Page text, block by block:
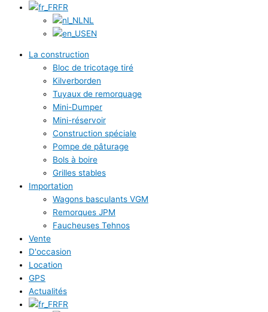
FR
NL
EN
La construction
Bloc de tricotage tiré
Kilverborden
Tuyaux de remorquage
Mini-Dumper
Mini-réservoir
Construction spéciale
Pompe de pâturage
Bols à boire
Grilles stables
Importation
Wagons basculants VGM
Remorques JPM
Faucheuses Tehnos
Vente
D'occasion
Location
GPS
Actualités
FR